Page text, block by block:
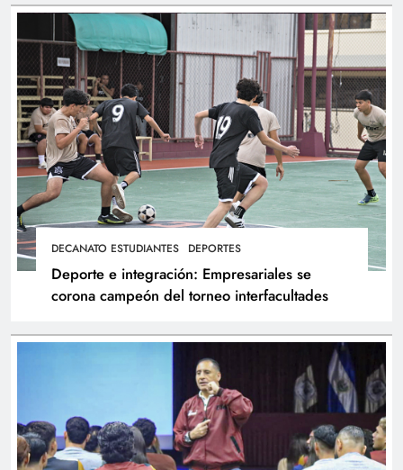
DECANATO ESTUDIANTES DEPORTES
Deporte e integración: Empresariales se
corona campeón del torneo interfacultades